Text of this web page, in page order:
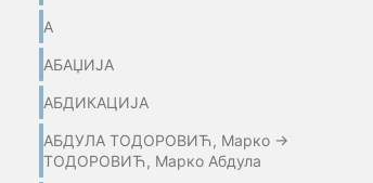
А
АБАЏИЈA
АБДИКАЦИЈА
АБДУЛА ТОДОРОВИЋ, Марко →
ТОДОРОВИЋ, Марко Абдула